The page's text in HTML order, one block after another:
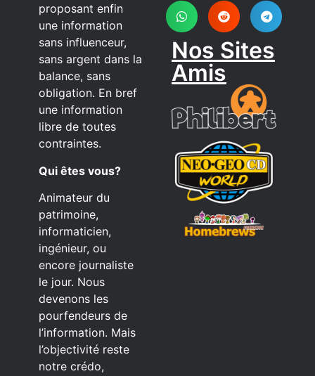
proposant enfin
une information
sans influenceur,
sans argent dans la
balance, sans
obligation. En bref
une information
libre de toutes
contraintes.
Qui êtes vous?
Animateur du
patrimoine,
informaticien,
ingénieur, ou
encore journaliste
le jour. Nous
devenons les
pourfendeurs de
l’information. Mais
l’objectivité reste
notre crédo,
Nos Sites
Amis